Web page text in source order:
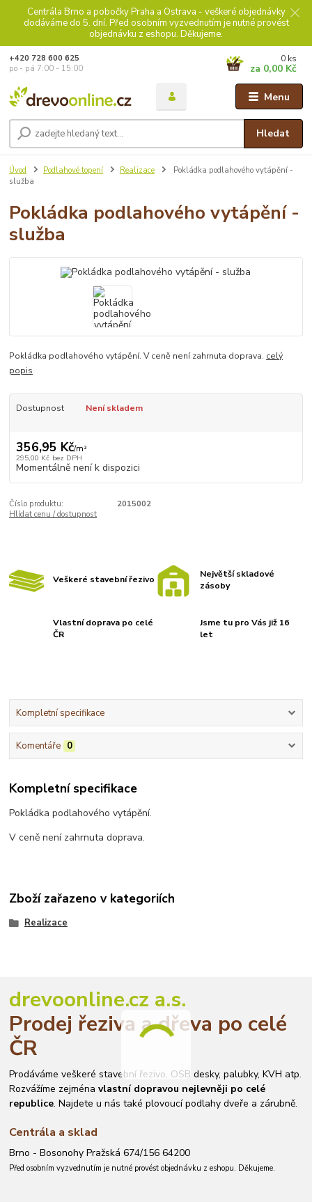
Centrála Brno a pobočky Praha a Ostrava - veškeré objednávky
dodáváme do 5. dní. Před osobním vyzvednutím je nutné provést
objednávku z eshopu. Děkujeme.
Menu
Hledat
+420 728 600 625
po - pá 7:00 - 15:00
0 ks
za 0,00 Kč
Úvod Podlahové topení Realizace
Pokládka podlahového vytápění -
služba
Pokládka podlahového vytápění -
služba
Pokládka podlahového vytápění. V ceně není zahrnuta doprava. celý
popis
Dostupnost Není skladem
356,95 Kč/m²
295,00 Kč bez DPH
Momentálně není k dispozici
Číslo produktu:
2015002
Hlídat cenu / dostupnost
Veškeré stavební řezivo
Největší skladové
zásoby
Vlastní doprava po celé
ČR
Jsme tu pro Vás již 16
let
Kompletní specifikace
Komentáře 0
Kompletní specifikace
Pokládka podlahového vytápění.
V ceně není zahrnuta doprava.
Zboží zařazeno v kategoriích
Realizace
drevoonline.cz a.s.
Prodej řeziva a dřeva po celé
ČR
Prodáváme veškeré stavební řezivo, OSB desky, palubky, KVH atp.
Rozvážíme zejménavlastní dopravou nejlevněji po celé
republice. Najdete u nás také plovoucí podlahy dveře a zárubně.
Centrála a sklad
Brno - Bosonohy Pražská 674/156 64200
Před osobním vyzvednutím je nutné provést objednávku z eshopu. Děkujeme.